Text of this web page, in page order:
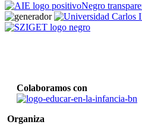
Colaboramos con
Organiza